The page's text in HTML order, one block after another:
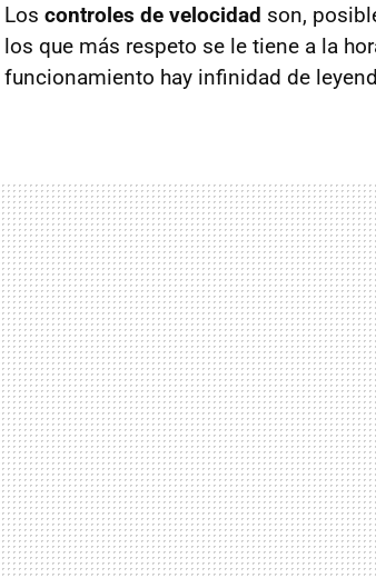
Los controles de velocidad son,
los que más respeto se le tiene a la
funcionamiento hay infinidad de